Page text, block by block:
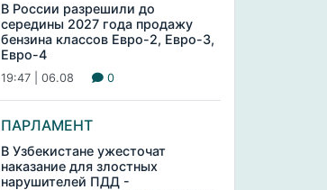
В России разрешили до
середины 2027 года продажу
бензина классов Евро-2, Евро-3,
Евро-4
19:47 | 06.08 0
ПАРЛАМЕНТ
В Узбекистане ужесточат
наказание для злостных
нарушителей ПДД -